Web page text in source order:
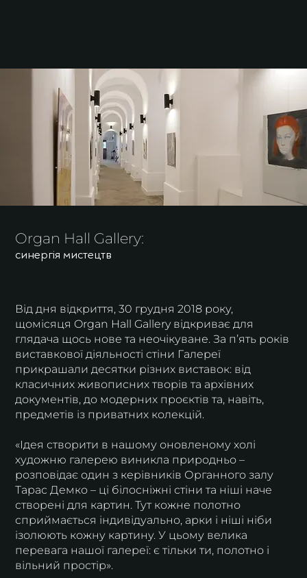
Від дня відкриття, 30 грудня 2018 року,
щомісяця Organ Hall Gallery відкриває для
глядача щось нове та неочікуване. За пʼять років
виставкової діяльності стіни Галереї
прикрашали десятки різних виставок: від
класичних живописних творів та архівних
документів, до модерних проєктів та, навіть,
предметів із приватних колекцій.
«Ідея створити в нашому оновленому холі
художню галерею виникла природньо –
розповідає один з керівників Органного залу
Тарас Демко – ці білосніжні стіни та ніші наче
створені для картин. Тут кожне полотно
сприймається індивідуально, арки і ніші ніби
ізолюють кожну картину. У цьому велика
перевага нашої галереї: є тільки ти, полотно і
вільний простір».
Organ Hall Gallery:
синергія мистецтв